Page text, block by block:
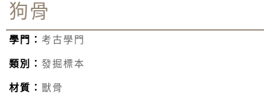
狗骨
學門： 考古學門
類別： 發掘標本
材質： 獸骨